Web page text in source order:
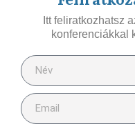
Itt feliratkozhatsz
konferenciákkal